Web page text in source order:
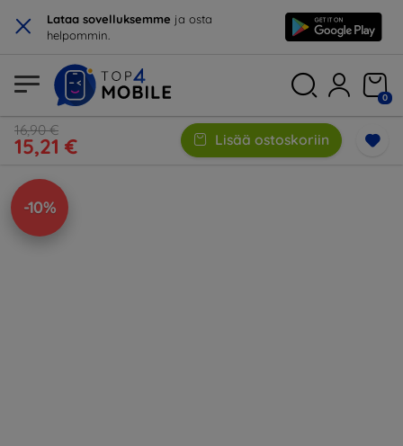
× Lataa sovelluksemme ja osta
helpommin.
0
16,90 €
15,21 € Lisää ostoskoriin
-10%